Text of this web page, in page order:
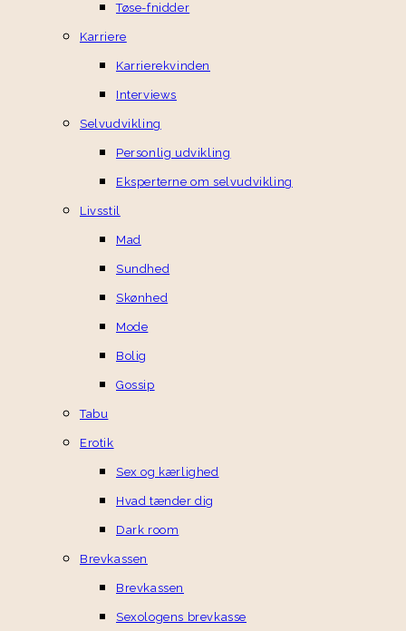
Tøse-fnidder
Karriere
Karrierekvinden
Interviews
Selvudvikling
Personlig udvikling
Eksperterne om selvudvikling
Livsstil
Mad
Sundhed
Skønhed
Mode
Bolig
Gossip
Tabu
Erotik
Sex og kærlighed
Hvad tænder dig
Dark room
Brevkassen
Brevkassen
Sexologens brevkasse